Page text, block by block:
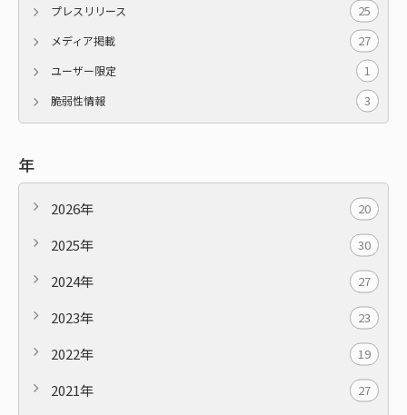
プレスリリース 25
メディア掲載 27
ユーザー限定 1
脆弱性情報 3
年
2026年 20
2025年 30
2024年 27
2023年 23
2022年 19
2021年 27